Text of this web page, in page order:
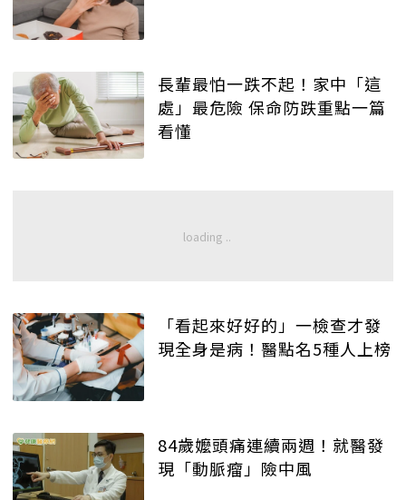
長輩最怕一跌不起！家中「這
處」最危險 保命防跌重點一篇
看懂
「看起來好好的」一檢查才發
現全身是病！醫點名5種人上榜
84歲嬤頭痛連續兩週！就醫發
現「動脈瘤」險中風